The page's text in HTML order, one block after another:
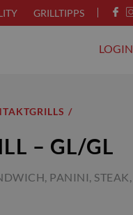
GRILLTIPPS
LOGIN
– GL/GL
PANINI, STEAK,